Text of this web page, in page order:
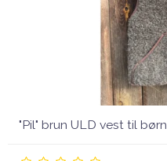
"Pil" brun ULD vest til børn